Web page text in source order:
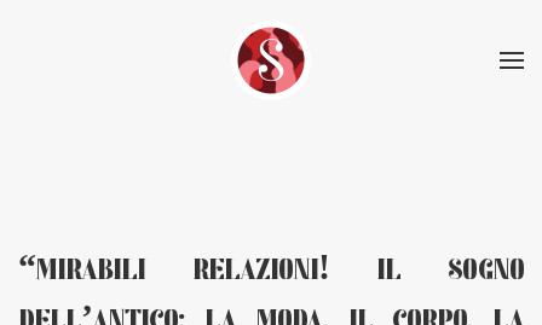
Skip to main content
“MIRABILI RELAZIONI! IL SOGNO